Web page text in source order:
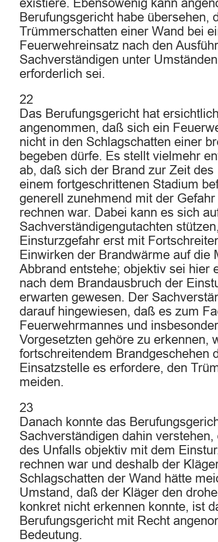
existiere. Ebensowenig kann
Berufungsgericht habe übersehen,
Trümmerschatten einer Wand bei
Feuerwehreinsatz nach den
Sachverständigen unter
erforderlich sei.
22
Das Berufungsgericht hat
angenommen, daß sich ein
nicht in den Schlagschatten einer
begeben dürfe. Es stellt vielmehr
ab, daß sich der Brand zur Zeit
einem fortgeschrittenen Stadium
generell zunehmend mit der
rechnen war. Dabei kann es sich
Sachverständigengutachten
Einsturzgefahr erst mit
Einwirken der Brandwärme auf die
Abbrand entstehe; objektiv sei hier
nach dem Brandausbruch der
erwarten gewesen. Der
darauf hingewiesen, daß es zum
Feuerwehrmannes und
Vorgesetzten gehöre zu erkennen,
fortschreitendem Brandgeschehen
Einsatzstelle es erfordere, den
meiden.
23
Danach konnte das
Sachverständigen dahin
des Unfalls objektiv mit dem
rechnen war und deshalb der
Schlagschatten der Wand hätte
Umstand, daß der Kläger den
konkret nicht erkennen konnte, ist
Berufungsgericht mit Recht
Bedeutung.